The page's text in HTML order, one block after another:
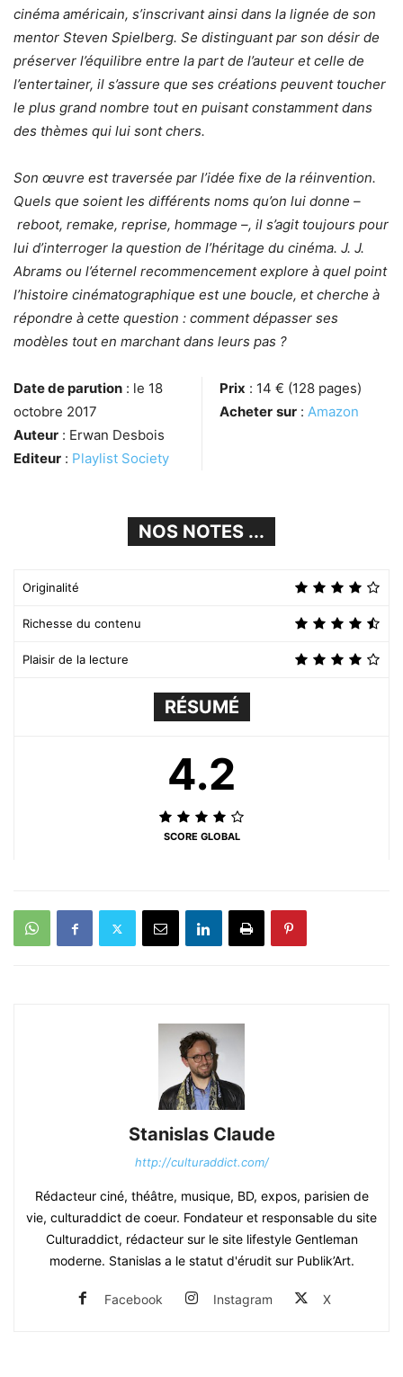
cinéma américain, s’inscrivant ainsi dans la lignée de son
mentor Steven Spielberg. Se distinguant par son désir de
préserver l’équilibre entre la part de l’auteur et celle de
l’entertainer, il s’assure que ses créations peuvent toucher
le plus grand nombre tout en puisant constamment dans
des thèmes qui lui sont chers.
Son œuvre est traversée par l’idée fixe de la réinvention.
Quels que soient les différents noms qu’on lui donne –
reboot, remake, reprise, hommage –, il s’agit toujours pour
lui d’interroger la question de l’héritage du cinéma. J. J.
Abrams ou l’éternel recommencement explore à quel point
l’histoire cinématographique est une boucle, et cherche à
répondre à cette question : comment dépasser ses
modèles tout en marchant dans leurs pas ?
Date de parution : le 18
octobre 2017
Auteur : Erwan Desbois
Editeur : Playlist Society
Prix : 14 € (128 pages)
Acheter sur : Amazon
NOS NOTES ...
Originalité
Richesse du contenu
Plaisir de la lecture
RÉSUMÉ
4.2
SCORE GLOBAL
Stanislas Claude
http://culturaddict.com/
Rédacteur ciné, théâtre, musique, BD, expos, parisien de
vie, culturaddict de coeur. Fondateur et responsable du site
Culturaddict, rédacteur sur le site lifestyle Gentleman
moderne. Stanislas a le statut d'érudit sur Publik’Art.
Facebook Instagram X